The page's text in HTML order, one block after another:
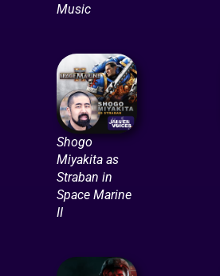
Music
Shogo
Miyakita as
Straban in
Space Marine
II